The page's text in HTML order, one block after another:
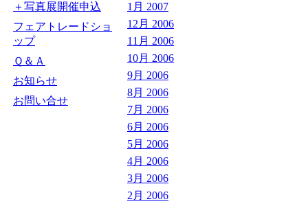
＋写真展開催申込
フェアトレードショ
ップ
Ｑ＆Ａ
お知らせ
お問い合せ
1月 2007
12月 2006
11月 2006
10月 2006
9月 2006
8月 2006
7月 2006
6月 2006
5月 2006
4月 2006
3月 2006
2月 2006